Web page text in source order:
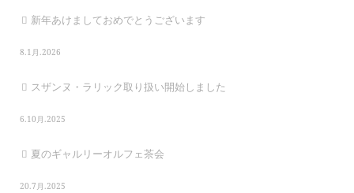
新年あけましておめでとうございます
8.1月.2026
スザンヌ・ラリック取り扱い開始しました
6.10月.2025
夏のギャルリーオルフェ茶会
20.7月.2025